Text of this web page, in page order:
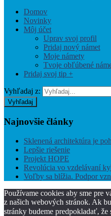
Domov
Novinky
Môj účet
Uprav svoj profil
Pridaj nový námet
Moje námety
Tvoje obľúbené
Pridaj svoj tip +
Vyhľadaj z:
Vyhľadaj
Najnovšie články
Sklenená architektúra je
Lepšie riešenie
Projekt HOPE
Revolúcia vo vzdelávaní
Voľby sa blížia. Podpor
Používame cookies aby sme pre
z našich webových stránok. Ak
stránky budeme predpokladať, že